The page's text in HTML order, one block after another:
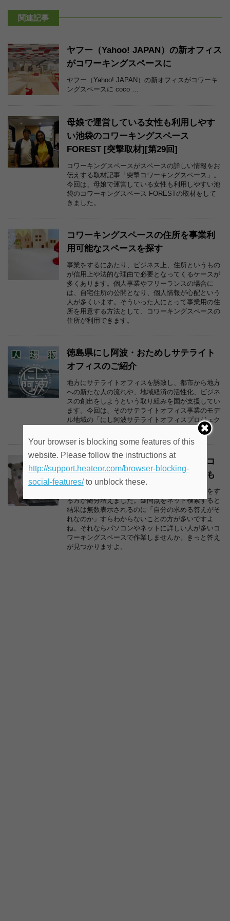
関連記事
ヤフー（Yahoo! JAPAN）の新オフィス
がコワーキングスペースに
ヤフー（Yahoo! JAPAN）の新オフィスがコワーキ
ングスペースに coco …
母娘で運営している女性も利用しやす
い池袋のコワーキングスペース
FOREST [突撃取材][第29回]
コワーキングスペースがスペースの詳しい情報をお
伝えする取材記事「突撃コワーキングスペース」。
今回は、母娘で運営している女性も利用しやすい池
袋のコワーキングスペース FORESTの取材をして
きました。
コワーキングスペースの住所を事業利
用可能なスペースを探す
事業をするにあたり、ビジネス上、住所というもの
が信用上や法的な理由で必要となってくるケースが
多くあります。個人事業やフリーランスの場合に
は、自宅住所の公開となり、個人情報が心配という
人が多くいます。そういった人にとって事業用の住
所を用意する方法として、コワーキングスペースの
住所が利用できます。
徳島県にし阿波・おためしサテライト
オフィスのご紹介
地方にサテライトオフィスを誘致し、都市から地方
への新たな人の流れや、地域経済の活性化、ビジネ
スの創出をしようという取り組みを国が支援してい
ます。今回は、そのサテライトオフィス事業のモデ
ル地域の「にし阿波サテライトオフィスプロジェク
パソコン・ネットでわからない事はコ
ワーキングスペースで解決できるかも
自分でホームページやブログ作成・ネット副業をす
る方が随分増えました。疑問点をネット検索すると
結果は無数表示されるのに「自分の求める答えがそ
れなのか」すらわからないことの方が多いですよ
ね。それならパソコンやネットに詳しい人が多いコ
ワーキングスペースで作業しませんか。きっと答え
が見つかりますよ。
Your browser is blocking some features of this
website. Please follow the instructions at
http://support.heateor.com/browser-blocking-
social-features/to unblock these.